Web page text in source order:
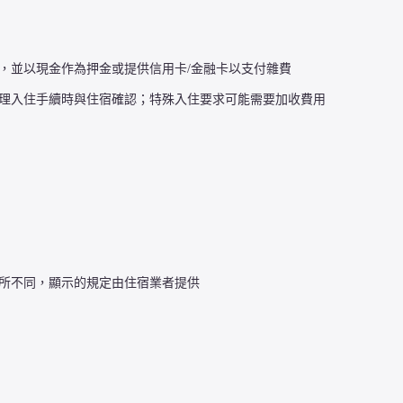
並以現金作為押金或提供信用卡/金融卡以支付雜費
入住手續時與住宿確認；特殊入住要求可能需要加收費用
不同，顯示的規定由住宿業者提供